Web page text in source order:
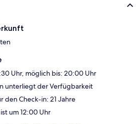
Uhr, möglich bis: 20:00 Uhr
unterliegt der Verfügbarkeit
den Check-in: 21 Jahre
um 12:00 Uhr